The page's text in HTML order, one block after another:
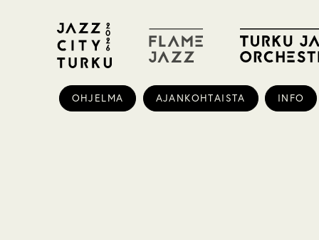
OHJELMA AJANKOHTAISTA INFO